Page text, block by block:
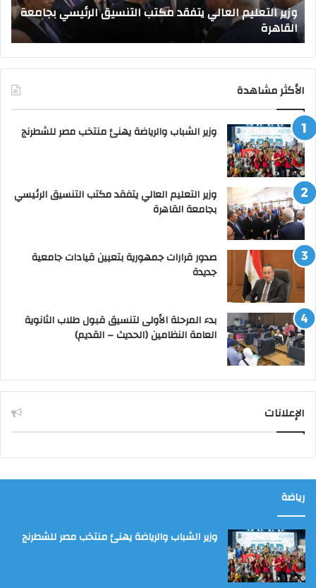
القاهرة
وزير التعليم العالي يتفقد مكتب التنسيق الرئيسي بجامعة
القاهرة
الأكثر مشاهدة
وزير الشباب والرياضة يهنئ منتخب مصر للشطرنج
وزير التعليم العالي يتفقد مكتب التنسيق الرئيسي
بجامعة القاهرة
صدور قرارات جمهورية بتعيين قيادات جامعية
جديدة
بدء المرحلة الأولى لتنسيق قبول طلاب الثانوية
العامة النظامين (الحديث – القديم)
الإعلانات
رياضة
وزير الشباب والرياضة يهنئ منتخب مصر للشطرنج